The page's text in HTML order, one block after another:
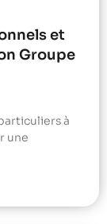
et
Groupe
à
une